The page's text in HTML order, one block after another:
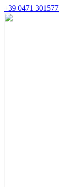
+39 0471 301577